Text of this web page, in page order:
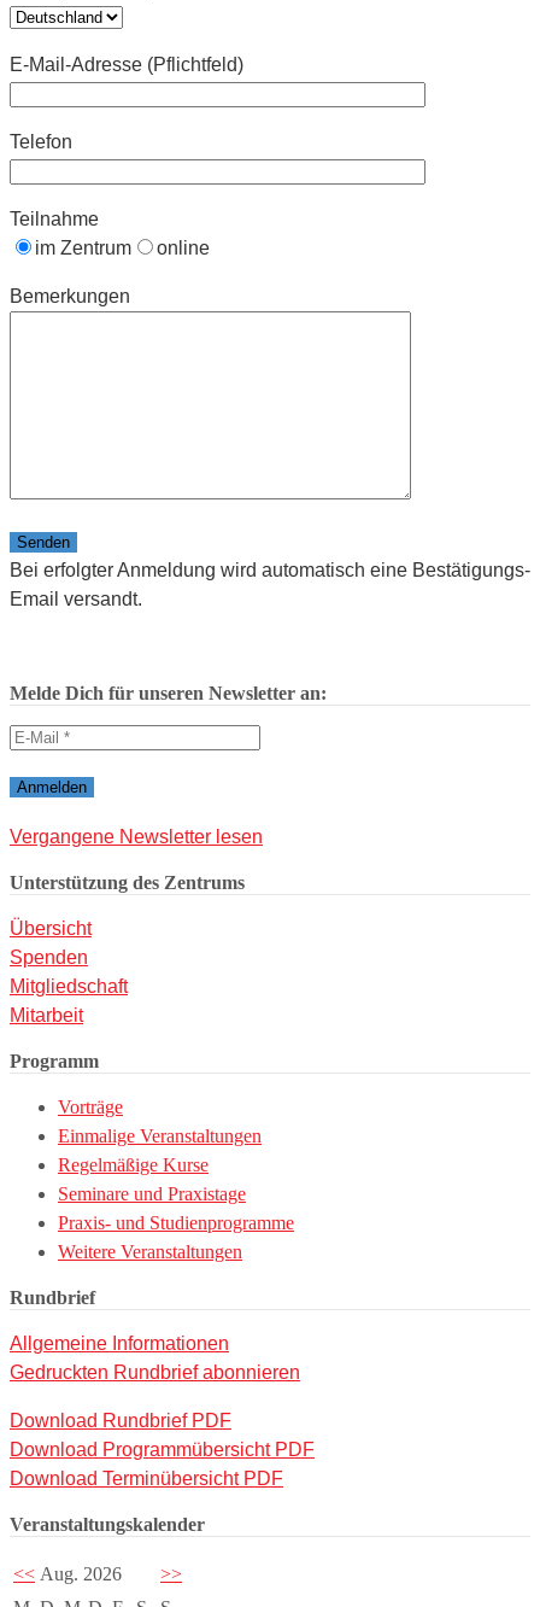
E-Mail-Adresse (Pflichtfeld)
Telefon
Teilnahme
im Zentrum
online
Bemerkungen
Bitte lasse dieses Feld leer.
Bei erfolgter Anmeldung wird automatisch eine Bestätigungs-
Email versandt.
Melde Dich für unseren Newsletter an:
Vergangene Newsletter lesen
Unterstützung des Zentrums
Übersicht
Spenden
Mitgliedschaft
Mitarbeit
Programm
Vorträge
Einmalige Veranstaltungen
Regelmäßige Kurse
Seminare und Praxistage
Praxis- und Studienprogramme
Weitere Veranstaltungen
Rundbrief
Allgemeine Informationen
Gedruckten Rundbrief abonnieren
Download Rundbrief PDF
Download Programmübersicht PDF
Download Terminübersicht PDF
Veranstaltungskalender
<< Aug. 2026
>>